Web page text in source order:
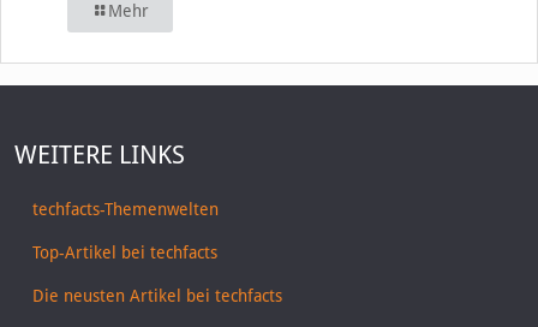
Mehr
WEITERE LINKS
techfacts-Themenwelten
Top-Artikel bei techfacts
Die neusten Artikel bei techfacts